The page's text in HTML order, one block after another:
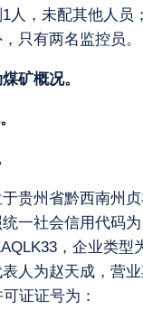
人，未配其他人员
只有两名监控员。
矿概况。
贵州省黔西南州
一社会信用代码为
，企业类型
人为赵天成，营
证证号为：